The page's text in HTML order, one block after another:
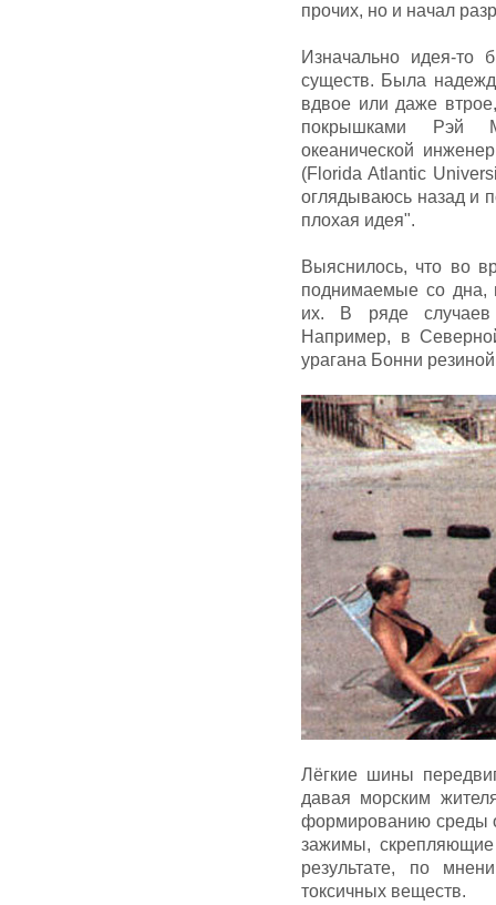
прочих, но и начал
Изначально идея-то
существ. Была
вдвое или даже
покрышками Рэй
океанической
(Florida Atlantic
оглядываюсь назад и
плохая идея".
Выяснилось, что во
поднимаемые со дна,
их. В ряде случаев
Например, в
урагана Бонни
Лёгкие шины
давая морским
формированию среды
зажимы,
результате, по
токсичных веществ.